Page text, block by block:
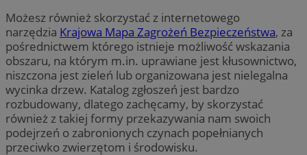
Możesz również skorzystać z internetowego
narzędzia Krajowa Mapa Zagrożeń Bezpieczeństwa, za
pośrednictwem którego istnieje możliwość wskazania
obszaru, na którym m.in. uprawiane jest kłusownictwo,
niszczona jest zieleń lub organizowana jest nielegalna
wycinka drzew. Katalog zgłoszeń jest bardzo
rozbudowany, dlatego zachęcamy, by skorzystać
również z takiej formy przekazywania nam swoich
podejrzeń o zabronionych czynach popełnianych
przeciwko zwierzętom i środowisku.